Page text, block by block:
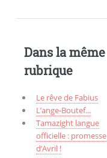
Dans la même
rubrique
Le rêve de Fabius
L’ange-Boutef...
Tamazight langue
officielle : promesse
d’Avril !